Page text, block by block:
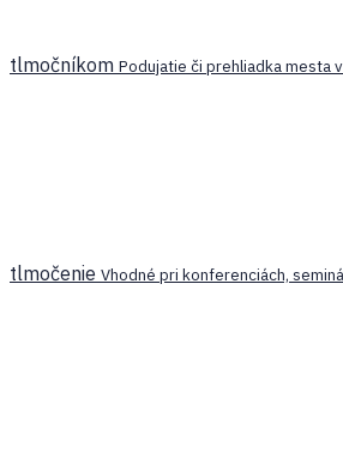
tlmočníkom Podujatie či prehliadka mesta
tlmočenie Vhodné pri konferenciách,